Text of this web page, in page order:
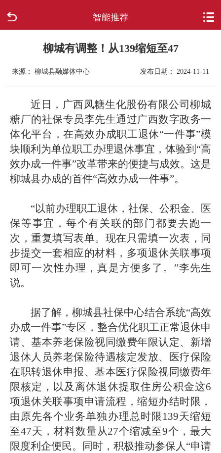
智能推荐
新闻中心
政府信息公开
网上办事
互动回应
数据专题
柳城有调整！从139缩短至47
来源： 柳城县融媒体中心 发布日期： 2024-11-11
近日，广西凤糖生化股份有限公司柳城
糖厂的社保专员李先生通过广西数字政务一
体化平台，在高效办成职工退休“一件事”模
块顺利为单位职工办理退休事宜，体验到“高
效办成一件事”改革带来的便捷与成效。这是
柳城县办成的首件“高效办成一件事”。
“以前办理职工退休，社保、公积金、医
保等事宜，每个有关联的部门都要去跑一
次，重复填写表单。现在只需填一次表，同
步提交一套相应的材料，多项退休关联事项
即可一次性办理，真是方便多了。”李先生
说。
据了解，柳城县社保中心结合系统“高效
办成一件事”专区，整合优化职工正常退休申
请、基本养老保险视同缴费年限认定、新增
退休人员养老保险待遇核定发放、医疗保险
在职转退休申报、基本医疗保险视同缴费年
限核定，以及离休退休提取住房公积金这6
项退休关联事项申请流程，缩短办结时限，
由原先各个业务单独办理总时限139天缩短
至47天，材料数量从27个缩减至9个，最大
限度利企便民。同时，积极推动参保人“申请